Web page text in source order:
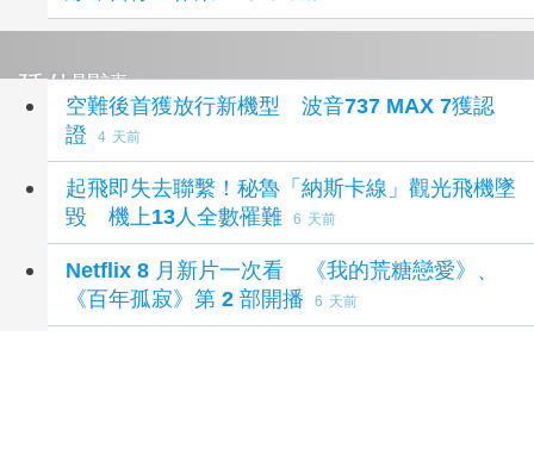
延伸閱讀
空難後首獲放行新機型 波音737 MAX 7獲認
證
4 天前
起飛即失去聯繫！秘魯「納斯卡線」觀光飛機墜
毀 機上13人全數罹難
6 天前
Netflix 8 月新片一次看 《我的荒糖戀愛》、
《百年孤寂》第 2 部開播
6 天前